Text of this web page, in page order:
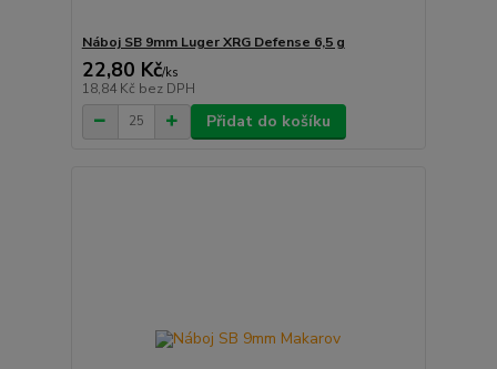
Náboj SB 9mm Luger XRG Defense 6,5 g
22,80 Kč/ks
18,84 Kč bez DPH
Přidat do košíku